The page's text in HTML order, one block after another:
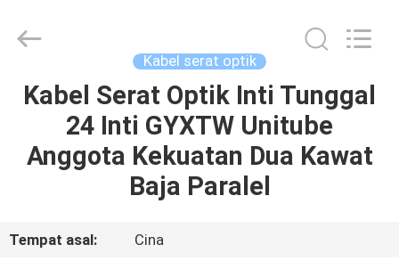
RUMAH
PRODUK
KAMI
Dalam
Ruangan
Developed
Kabel serat optik
Kabel Serat Optik Inti Tunggal
24 Inti GYXTW Unitube
Anggota Kekuatan Dua Kawat
Baja Paralel
Tempat asal:
Cina